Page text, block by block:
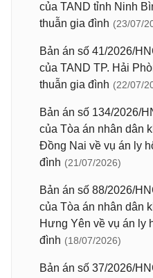
của TAND tỉnh Ninh
thuẫn gia đình (23/07/
Bản án số 41/2026/
của TAND TP. Hải
thuẫn gia đình (22/07/
Bản án số 134/2026/
của Tòa án nhân dân
Đồng Nai về vụ án ly
đình (21/07/2026)
Bản án số 88/2026/
của Tòa án nhân dân
Hưng Yên về vụ án ly
đình (18/07/2026)
Bản án số 37/2026/